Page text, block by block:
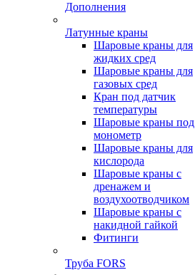
Дополнения
Латунные краны
Шаровые краны для
жидких сред
Шаровые краны для
газовых сред
Кран под датчик
температуры
Шаровые краны под
монометр
Шаровые краны для
кислорода
Шаровые краны с
дренажем и
воздухоотводчиком
Шаровые краны с
накидной гайкой
Фитинги
Труба FORS